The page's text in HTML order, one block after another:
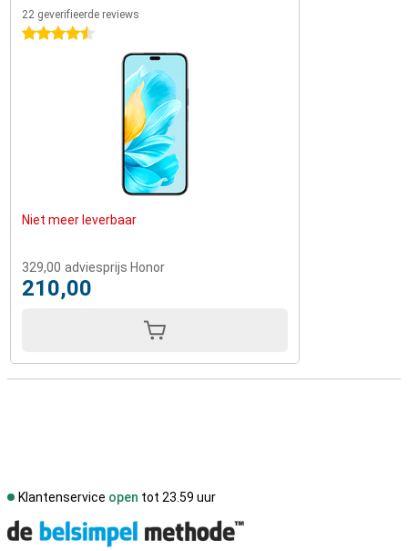
22 geverifieerde reviews
4.5 sterren
Niet meer leverbaar
329,00 adviesprijs Honor
210,00
Klantenservice open tot 23.59 uur